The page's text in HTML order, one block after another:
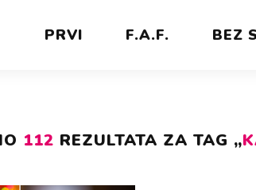
PRVI F.A.F. BEZ
112 REZULTATA ZA TAG „